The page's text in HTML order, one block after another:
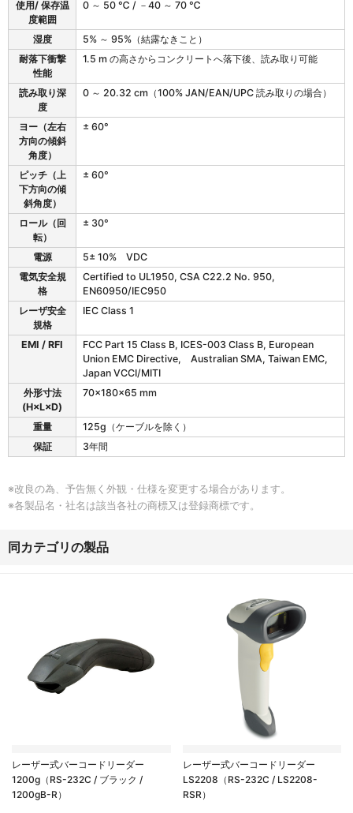
使用/ 保存温
度範囲
0 ～ 50 ℃ / －40 ～ 70 ℃
湿度
5% ～ 95%（結露なきこと）
耐落下衝撃
性能
1.5 m の高さからコンクリートへ落下後、読み取り可能
読み取り深
度
0 ～ 20.32 cm（100% JAN/EAN/UPC 読み取りの場合）
ヨー（左右
方向の傾斜
角度）
± 60°
ピッチ（上
下方向の傾
斜角度）
± 60°
ロール（回
転）
± 30°
電源
5± 10% VDC
電気安全規
格
Certified to UL1950, CSA C22.2 No. 950,
EN60950/IEC950
レーザ安全
規格
IEC Class 1
EMI / RFI
FCC Part 15 Class B, ICES-003 Class B, European
Union EMC Directive, Australian SMA, Taiwan EMC,
Japan VCCI/MITI
外形寸法
(H×L×D)
70×180×65 mm
重量
125g（ケーブルを除く）
保証
3年間
※改良の為、予告無く外観・仕様を変更する場合があります。
※各製品名・社名は該当各社の商標又は登録商標です。
同カテゴリの製品
レーザー式バーコードリーダー
1200g（RS-232C / ブラック /
1200gB-R）
レーザー式バーコードリーダー
LS2208（RS-232C / LS2208-
RSR）